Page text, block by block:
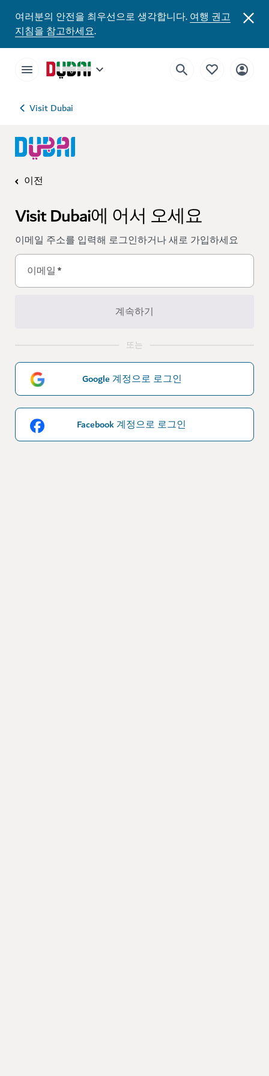
여러분의 안전을 최우선으로 생각합니다.여행 권고
지침을 참고하세요.
Visit Dubai
이전
Visit Dubai에 어서 오세요
이메일 주소를 입력해 로그인하거나 새로 가입하세요
이메일*
계속하기
또는
Google 계정으로 로그인
Facebook 계정으로 로그인